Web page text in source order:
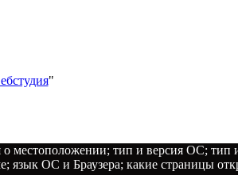
"
местоположении; тип и версия ОС; тип
язык ОС и Браузера; какие страницы